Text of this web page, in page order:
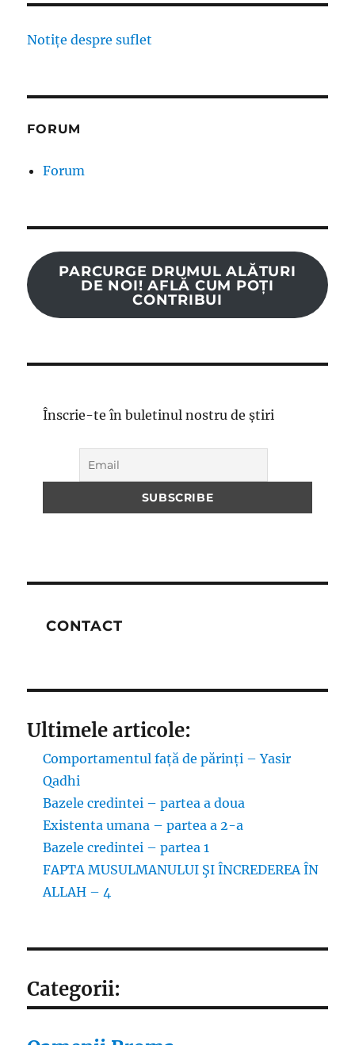
Notițe despre suflet
FORUM
Forum
PARCURGE DRUMUL ALĂTURI
DE NOI! AFLĂ CUM POȚI
CONTRIBUI
Înscrie-te în buletinul nostru de știri
CONTACT
Ultimele articole:
Comportamentul față de părinți – Yasir
Qadhi
Bazele credintei – partea a doua
Existenta umana – partea a 2-a
Bazele credintei – partea 1
FAPTA MUSULMANULUI ŞI ÎNCREDEREA ÎN
ALLAH – 4
Categorii: